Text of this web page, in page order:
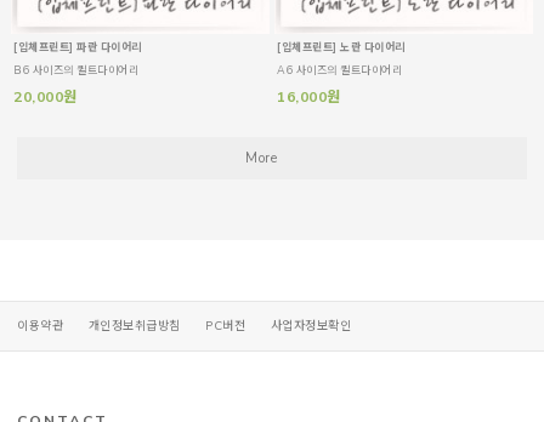
[입체프린트] 파란 다이어리
B6 사이즈의 퀼트다이어리
20,000원
[입체프린트] 노란 다이어리
A6 사이즈의 퀼트다이어리
16,000원
More
이용약관 개인정보취급방침 PC버전 사업자정보확인